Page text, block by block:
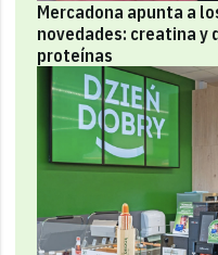
Mercadona apunta a
novedades: creatina y
proteínas